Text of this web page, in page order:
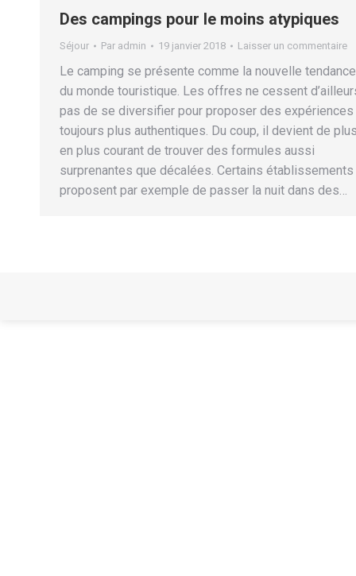
Des campings pour le moins atypiques
Séjour Par admin 19 janvier 2018 Laisser un commentaire
Le camping se présente comme la nouvelle tendance
du monde touristique. Les offres ne cessent
pas de se diversifier pour proposer des expériences
toujours plus authentiques. Du coup, il devient de
en plus courant de trouver des formules aussi
surprenantes que décalées. Certains établissements
proposent par exemple de passer la nuit dans des…